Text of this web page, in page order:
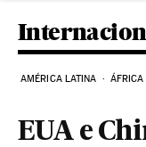
AMÉRICA LATINA ÁFRICA
EUA e